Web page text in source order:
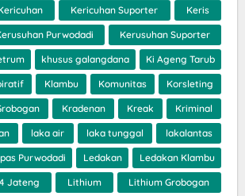
Kericuhan Suporter Keris
Purwodadi Kerusuhan Suporter
khusus galangdana Ki Ageng Tarub
Klambu Komunitas Korsleting
Kradenan Kreak Kriminal
laka air laka tunggal lakalantas
Purwodadi Ledakan Ledakan Klambu
Jateng Lithium Lithium Grobogan